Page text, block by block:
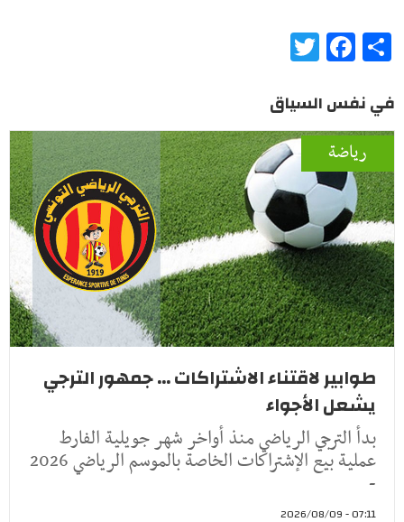
Share
Facebook
في نفس السياق
رياضة
طوابير لاقتناء الاشتراكات ... جمهور الترجي
يشعل الأجواء
بدأ الترجي الرياضي منذ أواخر شهر جويلية الفارط
عملية بيع الإشتراكات الخاصة بالموسم الرياضي 2026
-
07:11 - 2026/08/09